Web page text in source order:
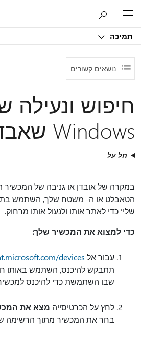
תמיכה
נושאים קשורים
חיפוש
Windows שאבד
חל על
במקרה של אובדן או גניבה של
הטאבלט או ה- משטח שלך, השתמש
שלי' כדי לאתר אותו ולנעול אותו מרחוק.
כדי למצוא את המכשיר שלך:
עבור אל devices
שבו השתמשת כדי להיכנס
לחץ על הכרטיסייה מצא את
בחר את המכשיר מתוך הרשימה